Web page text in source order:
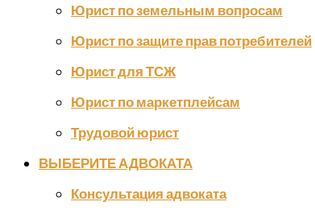
Юрист по земельным вопросам
Юрист по защите прав потребителей
Юрист для ТСЖ
Юрист по маркетплейсам
Трудовой юрист
ВЫБЕРИТЕ АДВОКАТА
Консультация адвоката